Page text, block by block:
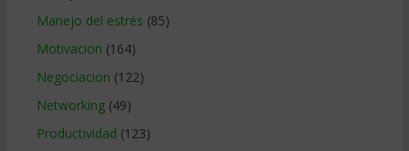
Manejo del estrés (85)
Motivacion (164)
Negociacion (122)
Networking(49)
Productividad (123)